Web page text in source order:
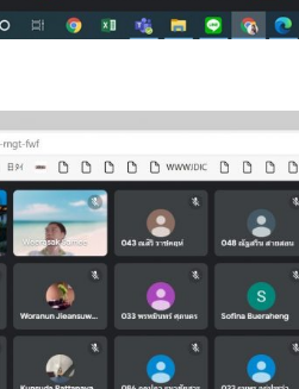
Search
for:
Search